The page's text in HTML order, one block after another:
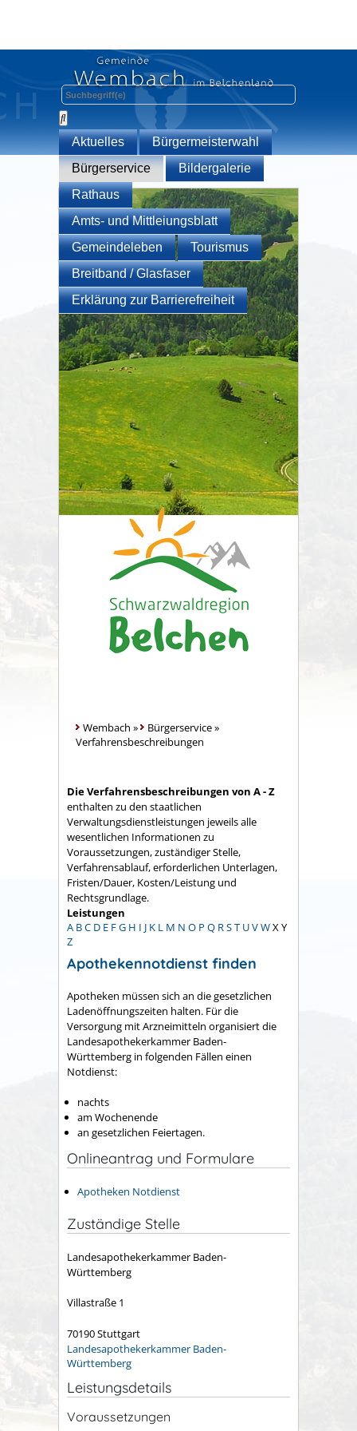
Aktuelles
Bürgermeisterwahl
Bürgerservice
Bildergalerie
Rathaus
Amts- und Mittleiungsblatt
Gemeindeleben
Tourismus
Breitband / Glasfaser
Erklärung zur Barrierefreiheit
Wembach » Bürgerservice»
Verfahrensbeschreibungen
Die Verfahrensbeschreibungen von A - Z
enthalten zu den staatlichen
Verwaltungsdienstleistungen jeweils alle
wesentlichen Informationen zu
Voraussetzungen, zuständiger Stelle,
Verfahrensablauf, erforderlichen Unterlagen,
Fristen/Dauer, Kosten/Leistung und
Rechtsgrundlage.
Leistungen
A BC D E FG H I J K L M N O P Q RST UVWX Y
Z
Apothekennotdienst finden
Apotheken müssen sich an die gesetzlichen
Ladenöffnungszeiten halten. Für die
Versorgung mit Arzneimitteln organisiert die
Landesapothekerkammer Baden-
Württemberg in folgenden Fällen einen
Notdienst:
nachts
am Wochenende
an gesetzlichen Feiertagen.
Onlineantrag und Formulare
Apotheken Notdienst
Zuständige Stelle
Landesapothekerkammer Baden-
Württemberg
Villastraße 1
70190 Stuttgart
Landesapothekerkammer Baden-
Württemberg
Leistungsdetails
Voraussetzungen